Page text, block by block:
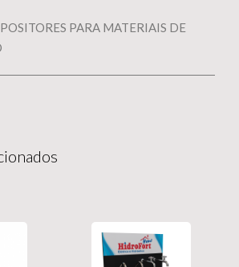
PARA MATERIAIS DE